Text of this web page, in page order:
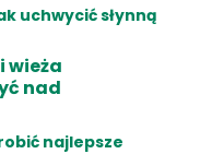
uchwycić słynną
wieża
nad
najlepsze